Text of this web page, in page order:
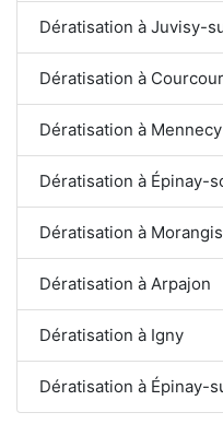
Dératisation à Juvisy-
Dératisation à
Dératisation à Mennecy
Dératisation à Épinay-
Dératisation à Morangis
Dératisation à Arpajon
Dératisation à Igny
Dératisation à Épinay-